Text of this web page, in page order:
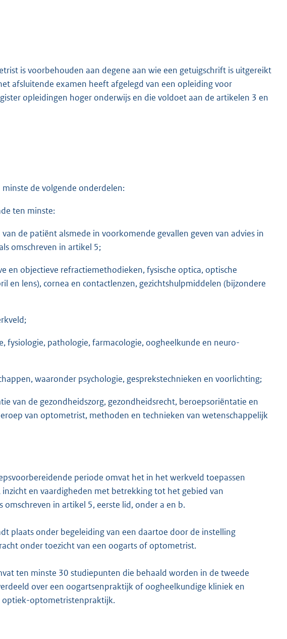
is voorbehouden aan degene aan wie een getuigschrift is uitgereikt
afsluitende examen heeft afgelegd van een opleiding voor
opleidingen hoger onderwijs en die voldoet aan de artikelen 3 en
de volgende onderdelen:
ten minste:
de patiënt alsmede in voorkomende gevallen geven van advies in
omschreven in artikel 5;
en objectieve refractiemethodieken, fysische optica, optische
en lens), cornea en contactlenzen, gezichtshulpmiddelen (bijzondere
fysiologie, pathologie, farmacologie, oogheelkunde en neuro-
waaronder psychologie, gesprekstechnieken en voorlichting;
van de gezondheidszorg, gezondheidsrecht, beroepsoriëntatie en
van optometrist, methoden en technieken van wetenschappelijk
periode omvat het in het werkveld toepassen
en vaardigheden met betrekking tot het gebied van
in artikel 5, eerste lid, onder a en b.
plaats onder begeleiding van een daartoe door de instelling
onder toezicht van een oogarts of optometrist.
ten minste 30 studiepunten die behaald worden in de tweede
over een oogartsenpraktijk of oogheelkundige kliniek en
optiek-optometristenpraktijk.